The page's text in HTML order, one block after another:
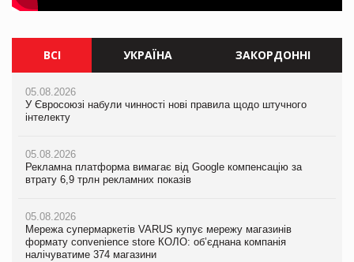
ВСІ УКРАЇНА ЗАКОРДОННІ
05.08.2026
У Євросоюзі набули чинності нові правила щодо штучного
інтелекту
05.08.2026
Рекламна платформа вимагає від Google компенсацію за
втрату 6,9 трлн рекламних показів
05.08.2026
Мережа супермаркетів VARUS купує мережу магазинів
формату convenience store КОЛО: об’єднана компанія
налічуватиме 374 магазини
05.08.2026
Мережа супермаркетів VARUS купує мережу магазинів
формату convenience store КОЛО: об’єднана компанія
05.08.2026
Російська атака 5 серпня стала одним із наймасштабніших
05.08.2026
Смачне поповнення дитячого меню: у VARUS з’явилися
новинки від ТМ ТОКЕРИ
05.08.2026
У Євросоюзі набули чинності нові правила щодо штучного
інтелекту
05.08.2026
Рекламна платформа вимагає від Google компенсацію за
втрату 6,9 трлн рекламних показів
05.08.2026
Adidas витратила понад $1 млрд на маркетинг за квартал